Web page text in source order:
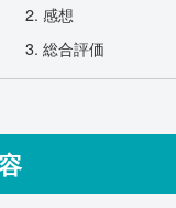
感想
総合評価